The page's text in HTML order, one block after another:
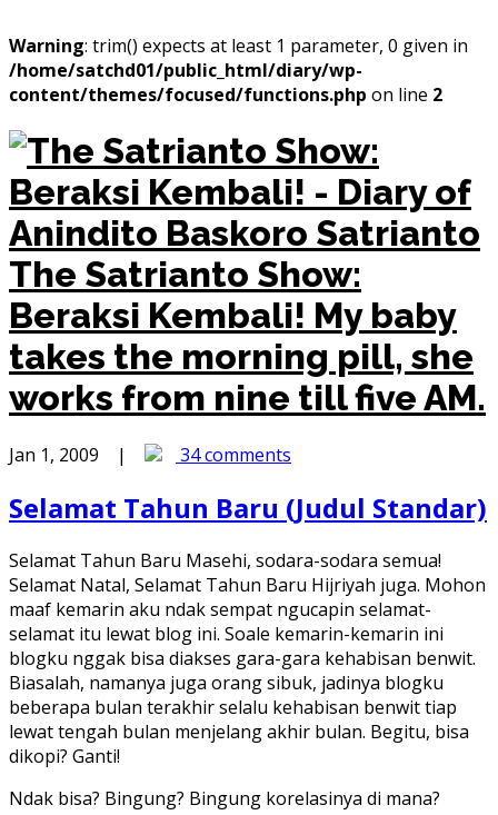
Warning: trim() expects at least 1 parameter, 0 given in
/home/satchd01/public_html/diary/wp-
content/themes/focused/functions.php on line 2
The Satrianto Show:
Beraksi Kembali! My baby
takes the morning pill, she
works from nine till five AM.
Jan 1, 2009 | 34 comments
Selamat Tahun Baru (Judul Standar)
Selamat Tahun Baru Masehi, sodara-sodara semua!
Selamat Natal, Selamat Tahun Baru Hijriyah juga. Mohon
maaf kemarin aku ndak sempat ngucapin selamat-
selamat itu lewat blog ini. Soale kemarin-kemarin ini
blogku nggak bisa diakses gara-gara kehabisan benwit.
Biasalah, namanya juga orang sibuk, jadinya blogku
beberapa bulan terakhir selalu kehabisan benwit tiap
lewat tengah bulan menjelang akhir bulan. Begitu, bisa
dikopi? Ganti!
Ndak bisa? Bingung? Bingung korelasinya di mana?